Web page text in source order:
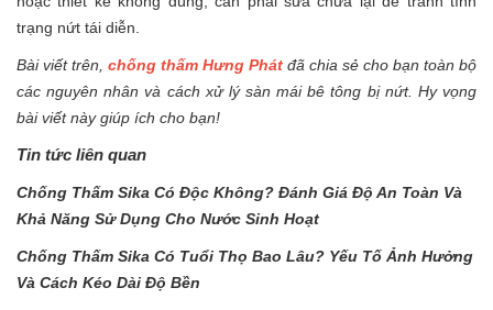
trạng nứt tái diễn.
Bài viết trên, chống thấm Hưng Phát đã chia sẻ cho bạn toàn bộ
các nguyên nhân và cách xử lý sàn mái bê tông bị nứt. Hy vọng
bài viết này giúp ích cho bạn!
Tin tức liên quan
Chống Thấm Sika Có Độc Không? Đánh Giá Độ An Toàn Và
Khả Năng Sử Dụng Cho Nước Sinh Hoạt
Chống Thấm Sika Có Tuổi Thọ Bao Lâu? Yếu Tố Ảnh Hưởng
Và Cách Kéo Dài Độ Bền